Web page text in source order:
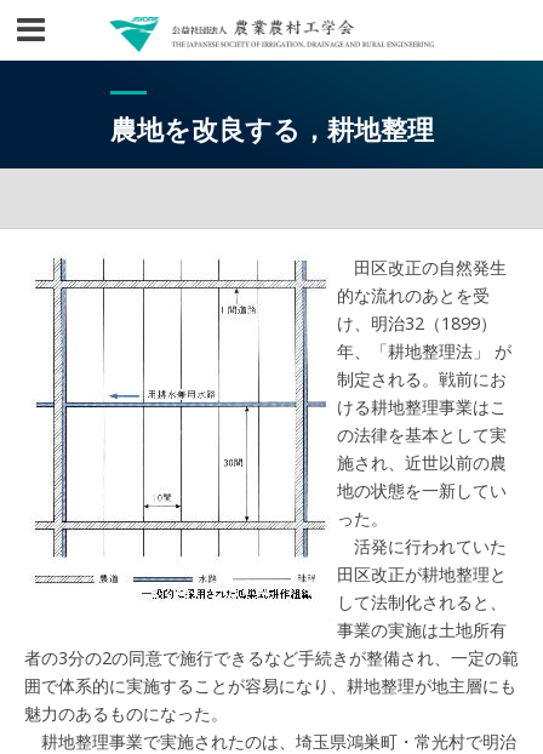
農地を改良する，耕地整理
田区改正の自然発生
的な流れのあとを受
け、明治32（1899）
年、「耕地整理法」 が
制定される。戦前にお
ける耕地整理事業はこ
の法律を基本として実
施され、近世以前の農
地の状態を一新してい
った。
活発に行われていた
田区改正が耕地整理と
して法制化されると、
事業の実施は土地所有
者の3分の2の同意で施行できるなど手続きが整備され、一定の範
囲で体系的に実施することが容易になり、耕地整理が地主層にも
魅力のあるものになった。
耕地整理事業で実施されたのは、埼玉県鴻巣町・常光村で明治